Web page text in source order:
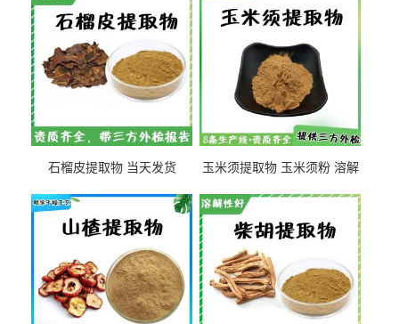
石榴皮提取物 当天发货
玉米须提取物 玉米须粉 溶解